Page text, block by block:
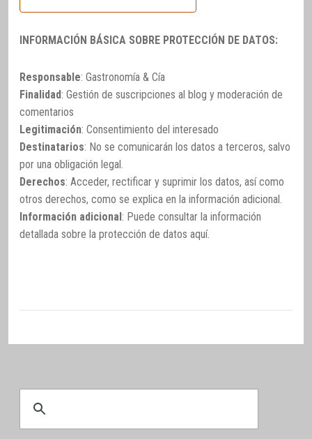
INFORMACIÓN BÁSICA SOBRE PROTECCIÓN DE DATOS:
Responsable: Gastronomía & Cía
Finalidad: Gestión de suscripciones al blog y moderación de
comentarios
Legitimación: Consentimiento del interesado
Destinatarios: No se comunicarán los datos a terceros, salvo
por una obligación legal.
Derechos: Acceder, rectificar y suprimir los datos, así como
otros derechos, como se explica en la información adicional.
Información adicional: Puede consultar la información
detallada sobre la protección de datos aquí.